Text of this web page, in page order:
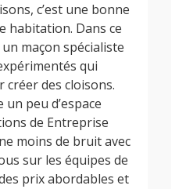
c’est une bonne
habitation. Dans ce
maçon spécialiste
qui
des cloisons.
peu d’espace
de Entreprise
moins de bruit avec
sur les équipes de
prix abordables et